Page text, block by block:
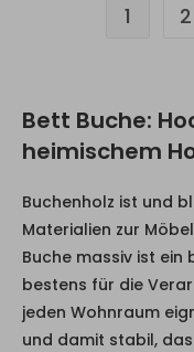
1 2
Bett Buche:
heimischem
Buchenholz ist und
Materialien zur
Buche massiv ist ein
bestens für die
jeden Wohnraum
und damit stabil,